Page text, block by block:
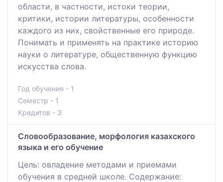
области, в частности, истоки теории,
критики, истории литературы, особенности
каждого из них, свойственные его природе.
Понимать и применять на практике историю
науки о литературе, общественную функцию
искусства слова.
Год обучения - 1
Семестр - 1
Кредитов - 3
Словообразование, морфология казахского
языка и его обучение
Цель: овладение методами и приемами
обучения в средней школе. Содержание: